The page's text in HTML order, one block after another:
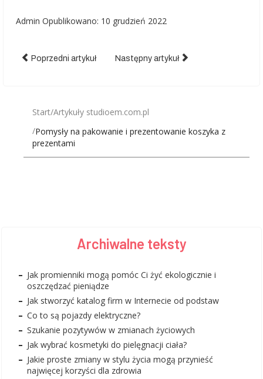
Admin Opublikowano: 10 grudzień 2022
Poprzedni artykuł Następny artykuł
Start Artykuły studioem.com.pl
Pomysły na pakowanie i prezentowanie koszyka z
prezentami
Archiwalne teksty
Jak promienniki mogą pomóc Ci żyć ekologicznie i
oszczędzać pieniądze
Jak stworzyć katalog firm w Internecie od podstaw
Co to są pojazdy elektryczne?
Szukanie pozytywów w zmianach życiowych
Jak wybrać kosmetyki do pielęgnacji ciała?
Jakie proste zmiany w stylu życia mogą przynieść
najwięcej korzyści dla zdrowia